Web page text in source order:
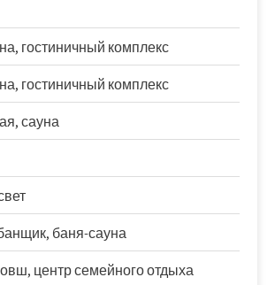
гостиничный комплекс
гостиничный комплекс
сауна
баня-сауна
центр семейного отдыха